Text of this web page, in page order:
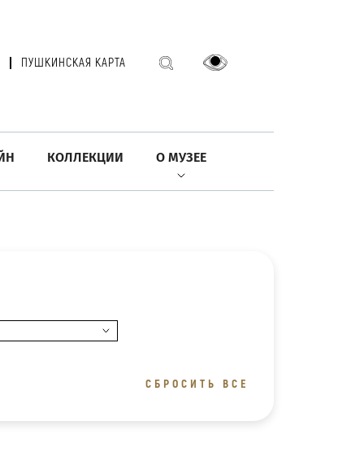
ПУШКИНСКАЯ КАРТА
КОЛЛЕКЦИИ О МУЗЕЕ
СБРОСИТЬ ВСЕ